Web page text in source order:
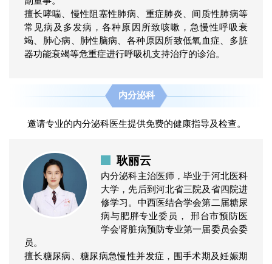
擅长哮喘、慢性阻塞性肺病、重症肺炎、间质性肺病等
常见病及多发病，各种原因所致咳嗽，急慢性呼吸衰
竭、肺心病、肺性脑病、各种原因所致低氧血症、多脏
器功能衰竭等危重症进行呼吸机支持治疗的诊治。
内分泌科
邀请专业的内分泌科医生提供免费的健康指导及检查。
耿丽云
内分泌科主治医师，毕业于河北医科
大学，先后到河北省三院及省四院进
修学习。中西医结合学会第二届糖尿
病与肥胖专业委员， 邢台市预防医
学会肾脏病预防专业第一届委员会委
员。
擅长糖尿病、糖尿病急慢性并发症，围手术期及妊娠期